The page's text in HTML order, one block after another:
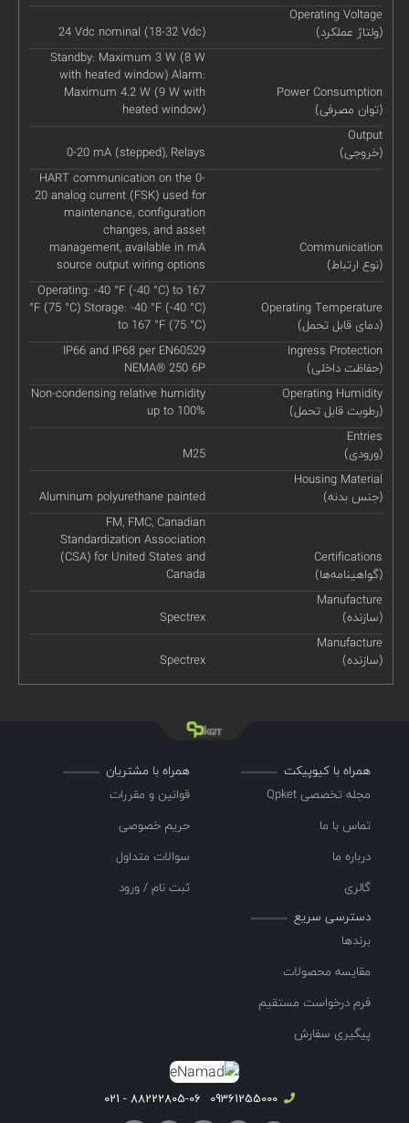
Operating Voltage
(ولتاژ عملکرد)
24 Vdc nominal (18-32 Vdc)
Power Consumption
(توان مصرفی)
Standby: Maximum 3 W (8 W
with heated window) Alarm:
Maximum 4.2 W (9 W with
heated window)
Output
(خروجی)
0-20 mA (stepped), Relays
Communication
(نوع ارتباط)
HART communication on the 0-
20 analog current (FSK) used for
maintenance, configuration
changes, and asset
management, available in mA
source output wiring options
Operating Temperature
(دمای قابل تحمل)
Operating: -40 °F (-40 °C) to 167
°F (75 °C) Storage: -40 °F (-40 °C)
to 167 °F (75 °C)
Ingress Protection
(حفاظت داخلی)
IP66 and IP68 per EN60529
NEMA® 250 6P
Operating Humidity
(رطوبت قابل تحمل)
Non-condensing relative humidity
up to 100%
Entries
(ورودی)
M25
Housing Material
(جنس بدنه)
Aluminum polyurethane painted
Certifications
(گواهینامه‌ها)
FM, FMC, Canadian
Standardization Association
(CSA) for United States and
Canada
Manufacture
(سازنده)
Spectrex
Manufacture
(سازنده)
Spectrex
همراه با کیوپیکت
مجله تخصصی Qpket
تماس با ما
درباره ما
گالری
همراه با مشتریان
قوانین و مقررات
حریم خصوصی
سوالات متداول
ثبت نام / ورود
دسترسی سریع
برندها
مقایسه محصولات
فرم درخواست مستقیم
پیگیری سفارش
09361255000
88222805-06 - 021